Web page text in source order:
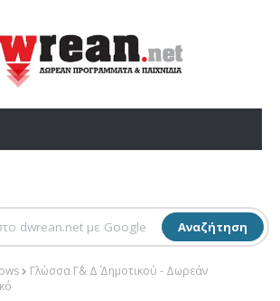
Αναζήτηση
Γλώσσα Γ΄& Δ΄ Δημοτικού - Δωρεάν